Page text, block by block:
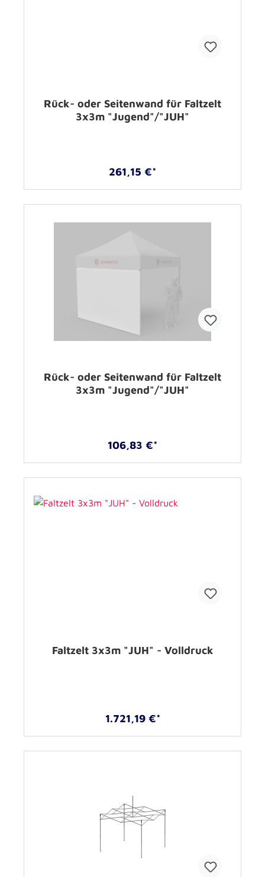
Rück- oder Seitenwand für Faltzelt
3x3m "Jugend"/"JUH"
261,15 €*
Rück- oder Seitenwand für Faltzelt
3x3m "Jugend"/"JUH"
106,83 €*
Faltzelt 3x3m "JUH" - Volldruck
1.721,19 €*